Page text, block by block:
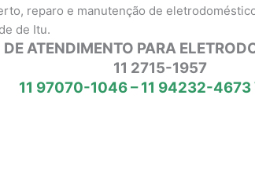
reparo e manutenção de
de Itu.
ATENDIMENTO PARA
11 2715-1957
11 97070-1046 – 11 94232-